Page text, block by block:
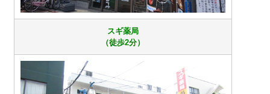
スギ薬局
（徒歩2分）